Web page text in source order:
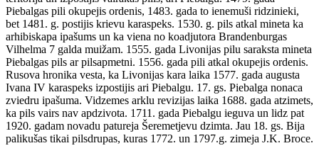
Piebalgas pili okupejis ordenis, 1483. gada to ienemuši ridzinieki,
bet 1481. g. postijis krievu karaspeks. 1530. g. pils atkal mineta ka
arhibiskapa ipašums un ka viena no koadjutora Brandenburgas
Vilhelma 7 galda muižam. 1555. gada Livonijas pilu saraksta mineta
Piebalgas pils ar pilsapmetni. 1556. gada pili atkal okupejis ordenis.
Rusova hronika vesta, ka Livonijas kara laika 1577. gada augusta
Ivana IV karaspeks izpostijis ari Piebalgu. 17. gs. Piebalga nonaca
zviedru ipašuma. Vidzemes arklu revizijas laika 1688. gada atzimets,
ka pils vairs nav apdzivota. 1711. gada Piebalgu ieguva un lidz pat
1920. gadam novadu patureja Šeremetjevu dzimta. Jau 18. gs. Bija
palikušas tikai pilsdrupas, kuras 1772. un 1797.g. zimeja J.K. Broce.